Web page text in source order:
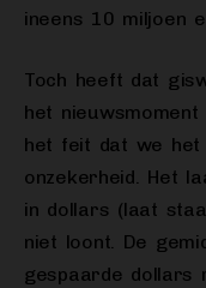
ineens 10 miljoen
Toch heeft dat
het
het feit dat we het
onzekerheid. Het
in dollars (laat
niet loont. De
gespaarde dollars